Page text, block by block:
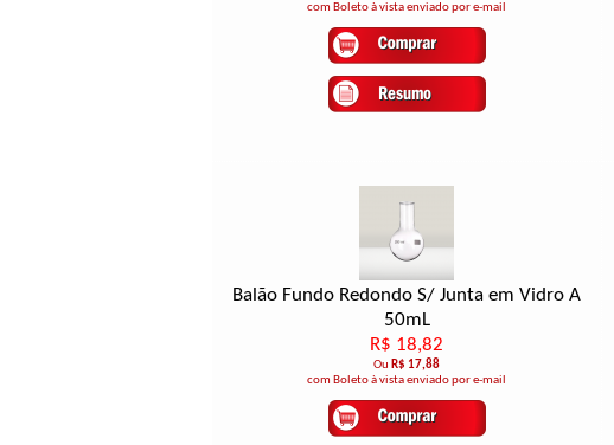
com Boleto à vista enviado por e-mail
Balão Fundo Redondo S/ Junta em Vidro A
50mL
R$ 18,82
Ou R$ 17,88
com Boleto à vista enviado por e-mail